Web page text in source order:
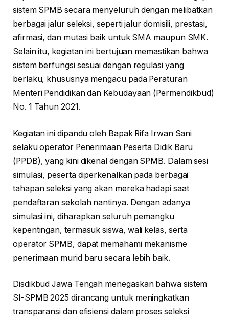
sistem SPMB secara menyeluruh dengan melibatkan
berbagai jalur seleksi, seperti jalur domisili, prestasi,
afirmasi, dan mutasi baik untuk SMA maupun SMK.
Selain itu, kegiatan ini bertujuan memastikan bahwa
sistem berfungsi sesuai dengan regulasi yang
berlaku, khususnya mengacu pada Peraturan
Menteri Pendidikan dan Kebudayaan (Permendikbud)
No. 1 Tahun 2021.
Kegiatan ini dipandu oleh Bapak Rifa Irwan Sani
selaku operator Penerimaan Peserta Didik Baru
(PPDB), yang kini dikenal dengan SPMB. Dalam sesi
simulasi, peserta diperkenalkan pada berbagai
tahapan seleksi yang akan mereka hadapi saat
pendaftaran sekolah nantinya. Dengan adanya
simulasi ini, diharapkan seluruh pemangku
kepentingan, termasuk siswa, wali kelas, serta
operator SPMB, dapat memahami mekanisme
penerimaan murid baru secara lebih baik.
Disdikbud Jawa Tengah menegaskan bahwa sistem
SI-SPMB 2025 dirancang untuk meningkatkan
transparansi dan efisiensi dalam proses seleksi